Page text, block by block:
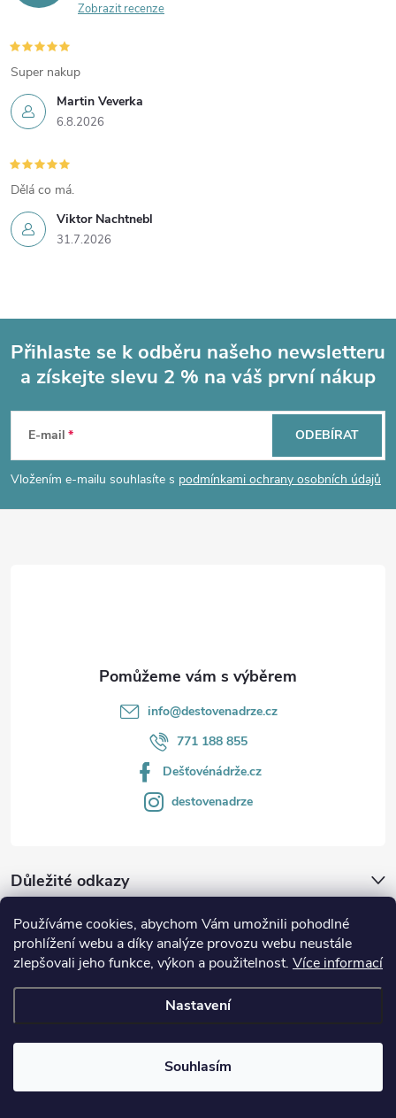
Používáme cookies, abychom Vám umožnili pohodlné
prohlížení webu a díky analýze provozu webu neustále
zlepšovali jeho funkce, výkon a použitelnost. Více informací
Nastavení
Souhlasím
Zobrazit recenze
Martin Veverka
6.8.2026
Super nakup
Viktor Nachtnebl
31.7.2026
Dělá co má.
p
a
Přihlaste se k odběru našeho newsletteru
a získejte slevu 2 % na váš první nákup
E-mail
Vložením e-mailu souhlasíte s podmínkami ochrany osobních údajů
ODEBÍRAT
Důležité odkazy
Aktuality
info@destovenadrze.cz
771 188 855
Dešťovénádrže.cz
destovenadrze
Instagram